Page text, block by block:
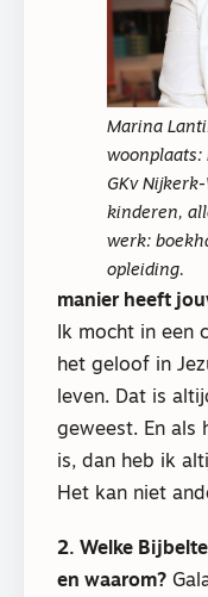
Marina
woonplaats:
GKv
kinderen,
werk:
opleiding.
manier heeft
Ik mocht in een
het geloof in
leven. Dat is
geweest. En als
is, dan heb ik
Het kan niet
2. Welke
en waarom?